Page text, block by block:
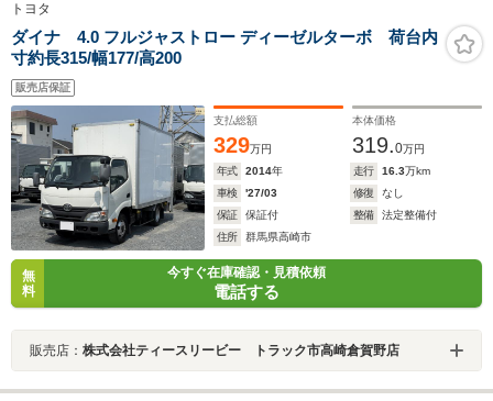
トヨタ
ダイナ 4.0 フルジャストロー ディーゼルターボ 荷台内
寸約長315/幅177/高200
販売店保証
支払総額
329万円
本体価格
319.0万円
年式
2014年 走行 16.3万km
車検
'27/03 修復
なし
保証
保証付 整備
法定整備付
住所
群馬県高崎市
無
料
今すぐ在庫確認・見積依頼
電話する
販売店： 株式会社ティースリービー トラック市高崎倉賀野店